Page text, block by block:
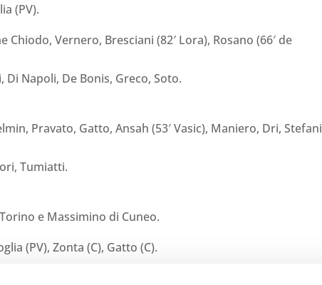
(PV).
Vernero, Bresciani (82′ Lora), Rosano (66′ de
Napoli, De Bonis, Greco, Soto.
Pravato, Gatto, Ansah (53′ Vasic), Maniero, Dri, Stefani
Tumiatti.
e Massimino di Cuneo.
(PV), Zonta (C), Gatto (C).